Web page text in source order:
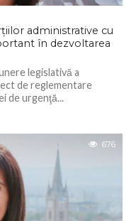
administrative cu
în dezvoltarea
legislativă a
de reglementare
de urgenţă...
676